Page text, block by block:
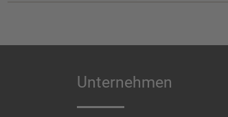
Unternehmen